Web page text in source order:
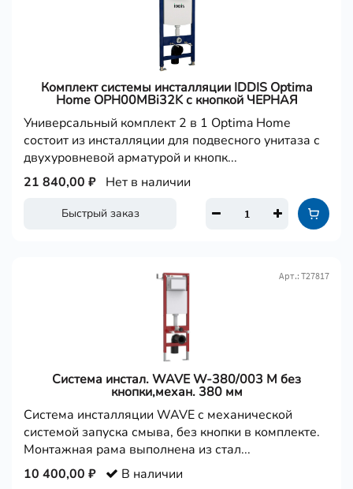
Комплект системы инсталляции IDDIS Optima
Home OPH00MBi32K с кнопкой ЧЕРНАЯ
Универсальный комплект 2 в 1 Optima Home
состоит из инсталляции для подвесного унитаза с
двухуровневой арматурой и кнопк...
Быстрый заказ
21 840,00 ₽ Нет в наличии
Система инстал. WAVE W-380/003 M без
кнопки,механ. 380 мм
Арт.: Т27817
Система инсталляции WAVE с механической
системой запуска смыва, без кнопки в комплекте.
Монтажная рама выполнена из стал...
10 400,00 ₽ В наличии